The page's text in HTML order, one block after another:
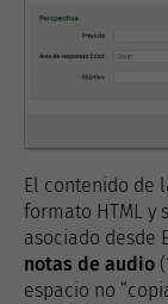
El contenido de
formato HTML y
asociado desde
notas de audio
espacio no